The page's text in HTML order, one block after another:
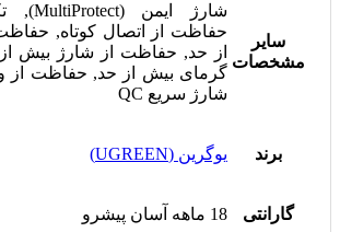
سایر
مشخصات
حفاظت از اتصال کوتاه,
از حد, حفاظت از شارژ بیش
گرمای بیش از حد, حفاظت از
شارژ سریع QC
برند یوگرین (UGREEN)
گارانتی 18 ماهه آسان پیشرو